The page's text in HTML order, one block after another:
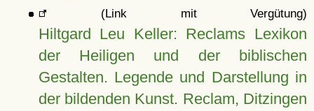
(Link mit Vergütung)
Hiltgard Leu Keller: Reclams Lexikon
der Heiligen und der biblischen
Gestalten. Legende und Darstellung in
der bildenden Kunst. Reclam, Ditzingen